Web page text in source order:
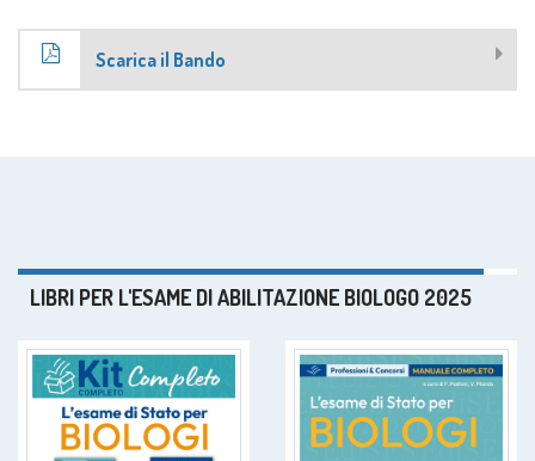
Scarica il Bando
LIBRI PER L'ESAME DI ABILITAZIONE BIOLOGO 2025